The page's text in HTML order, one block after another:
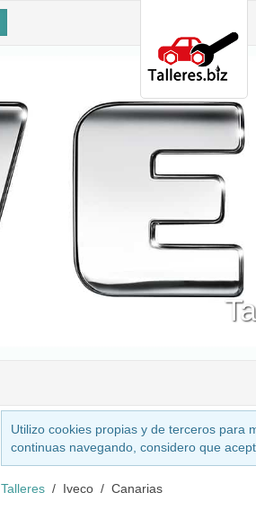
Utilizo cookies propias y de terceros para
continuas navegando, considero que
Talleres Iveco Canarias